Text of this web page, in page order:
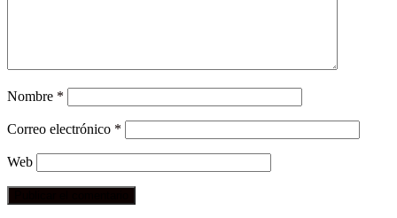
Nombre *
Correo electrónico *
Web